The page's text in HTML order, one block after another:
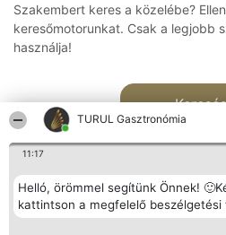
TURUL Gasztronómia
11:17
Helló, örömmel segítünk Önnek!
kattintson a megfelelő beszélgetési
Szakembert keres a közelébe?
keresőmotorunkat. Csak a legjobb
használja!
Keresés